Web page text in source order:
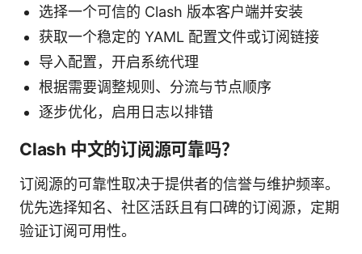
选择一个可信的 Clash 版本客户端并安装
获取一个稳定的 YAML 配置文件或订阅链接
导入配置，开启系统代理
根据需要调整规则、分流与节点顺序
逐步优化，启用日志以排错
Clash 中文的订阅源可靠吗？
订阅源的可靠性取决于提供者的信誉与维护频率。
优先选择知名、社区活跃且有口碑的订阅源，定期
验证订阅可用性。